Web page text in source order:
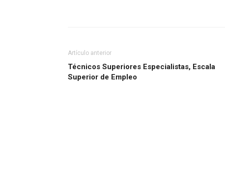
Artículo anterior
Técnicos Superiores Especialistas, Escala
Superior de Empleo